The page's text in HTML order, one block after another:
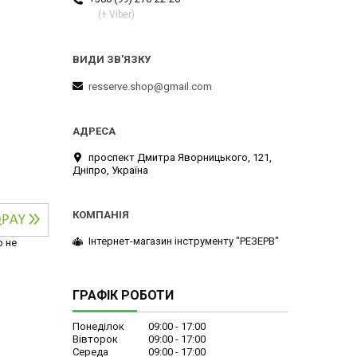
не
(+ Viber)
resserve.shop@gmail.com
проспект Дмитра Яворницького, 121,
Дніпро, Україна
Інтернет-магазин інструменту "РЕЗЕРВ"
ГРАФІК РОБОТИ
Понеділок 09:00
17:00
Вівторок
09:00
17:00
Середа
09:00 17:00